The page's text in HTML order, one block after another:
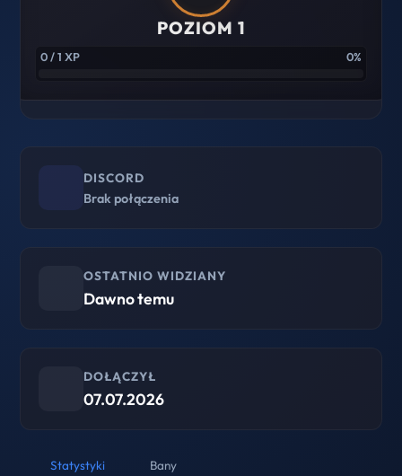
POZIOM 1
0 / 1 XP 0%
DISCORD
Brak połączenia
OSTATNIO WIDZIANY
Dawno temu
DOŁĄCZYŁ
07.07.2026
Statystyki Bany